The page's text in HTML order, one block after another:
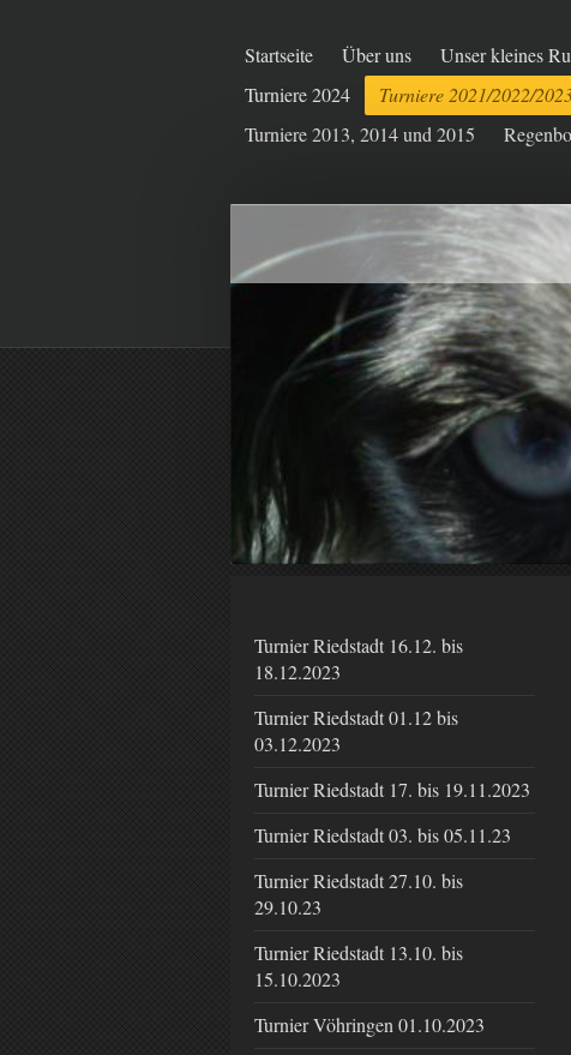
Startseite Über uns Unser kleines
Turniere 2024
Turniere 2021/2022/
Turniere 2013, 2014 und 2015
Turnier Riedstadt 16.12. bis
18.12.2023
Turnier Riedstadt 01.12 bis
03.12.2023
Turnier Riedstadt 17. bis 19.11.2023
Turnier Riedstadt 03. bis 05.11.23
Turnier Riedstadt 27.10. bis
29.10.23
Turnier Riedstadt 13.10. bis
15.10.2023
Turnier Vöhringen 01.10.2023